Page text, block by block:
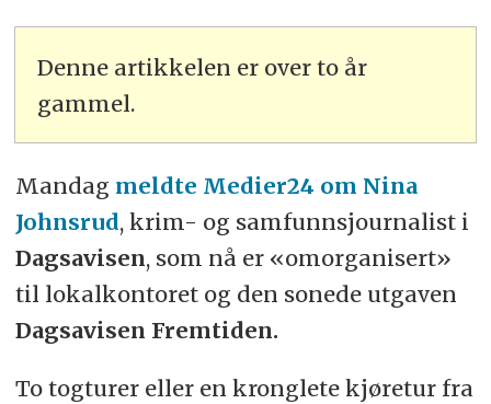
Denne artikkelen er over to år
gammel.
Mandag meldte Medier24 om Nina
Johnsrud, krim- og samfunnsjournalist i
Dagsavisen, som nå er «omorganisert»
til lokalkontoret og den sonede utgaven
Dagsavisen Fremtiden.
To togturer eller en kronglete kjøretur fra